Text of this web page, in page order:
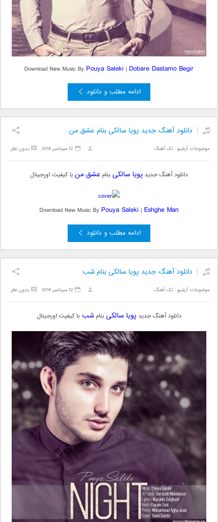
Download New Music By Pouya Saleki | Dobare Dastamo Begir
ادامه مطلب و دانلود
دانلود آهنگ جدید پویا سالکی بنام عشق من
موضوعات:آرشیو ,تک آهنگ بدون نظر 12 سپتامبر 2016
دانلود آهنگ جدید پویا سالکیبنامعشق منبا کیفیت اورجینال
Download New Music By Pouya Saleki | Eshghe Man
ادامه مطلب و دانلود
دانلود آهنگ جدید پویا سالکی بنام شب
موضوعات:آرشیو ,تک آهنگ بدون نظر 12 سپتامبر 2016
دانلود آهنگ جدیدپویا سالکیبنامشببا کیفیت اورجینال